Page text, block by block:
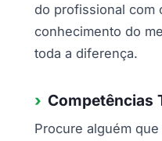
do profissional com
conhecimento do
toda a diferença.
Competências
Procure alguém